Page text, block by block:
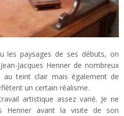
les paysages de ses débuts, on
Jacques Henner de nombreux
teint clair mais également de
un certain réalisme.
artistique assez varié. Je ne
Henner avant la visite de son